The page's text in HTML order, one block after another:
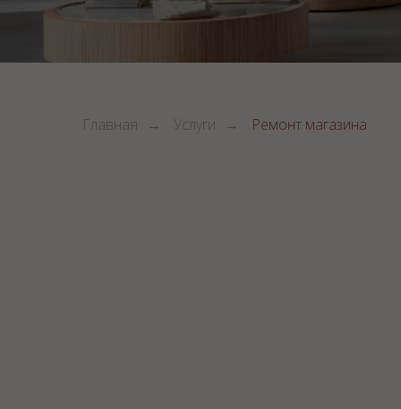
Главная → Услуги → Ремонт магазина